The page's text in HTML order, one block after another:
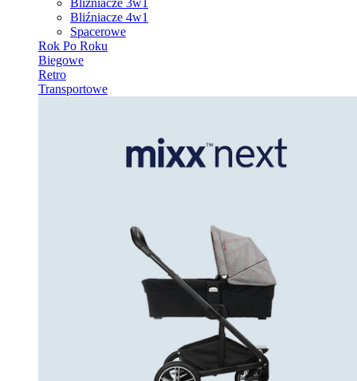
Bliźniacze 4w1
Spacerowe
Rok Po Roku
Biegowe
Retro
Transportowe